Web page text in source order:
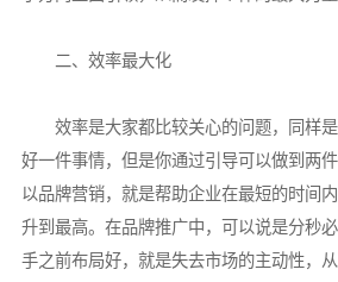
二、效率最大化
效率是大家都比较关心的问题，同样是
好一件事情，但是你通过引导可以做到两
以品牌营销，就是帮助企业在最短的时间
升到最高。在品牌推广中，可以说是分秒
手之前布局好，就是失去市场的主动性，